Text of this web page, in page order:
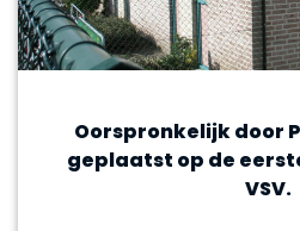
Oorspronkelijk door
geplaatst op de
VSV.